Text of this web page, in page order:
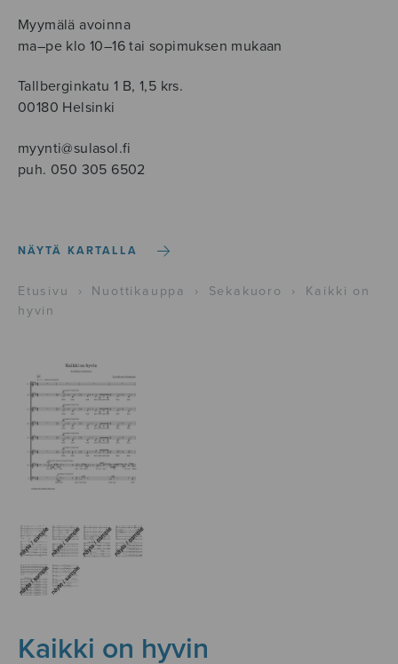
Myymälä avoinna
ma–pe klo 10–16 tai sopimuksen mukaan
Tallberginkatu 1 B, 1,5 krs.
00180 Helsinki
myynti@sulasol.fi
puh. 050 305 6502
NÄYTÄ KARTALLA
Etusivu › Nuottikauppa › Sekakuoro ›
Kaikki on
hyvin
Kaikki on hyvin